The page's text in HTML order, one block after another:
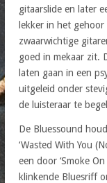
gitaarslide en later
lekker in het
zwaarwichtige
goed in mekaar zit.
laten gaan in een
uitgeleid onder
de luisteraar te
De Bluessound
‘Wasted With You
een door ‘Smoke
klinkende Bluesriff